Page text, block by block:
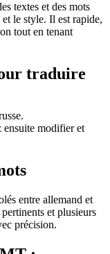
textes et des mots
et le style. Il est rapide,
tout en tenant
traduire
ensuite modifier et
entre allemand et
et plusieurs
précision.